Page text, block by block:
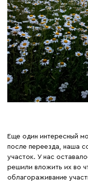
Еще один интересный
после переезда, наша
участок. У нас
решили вложить их во
облагораживание